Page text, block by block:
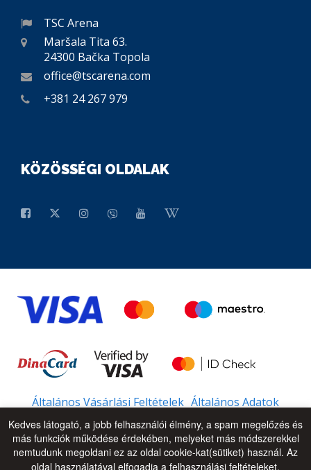
TSC Arena
Maršala Tita 63.
24300 Bačka Topola
office@tscarena.com
+381 24 267 979
KÖZÖSSÉGI OLDALAK
Általános Vásárlási Feltételek Általános Adatok
© 2026 - All Rights Reserved UP
Kedves látogató, a jobb felhasználói élmény, a spam megelőzés és
más funkciók működése érdekében, melyeket más módszerekkel
nemtudunk megoldani ez az oldal cookie-kat(sütiket) használ. Az
oldal használatával elfogadja a felhasználási feltételeket.